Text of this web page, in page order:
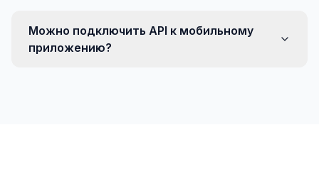
Можно подключить API к мобильному
приложению?